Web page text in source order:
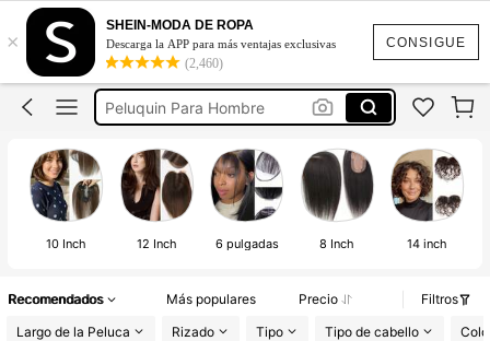
CONSIGUE
×
SHEIN-MODA DE ROPA
Descarga la APP para más ventajas exclusivas
(2,460)
Topper Cabello Humano Mujer
Toppers De Cabello Humano
Peluquin Para Hombre
Topper Cabello Humano Mujer
10 Inch 12 Inch 6 pulgadas 8 Inch 14 inch
Recomendados Más populares Precio
Filtros
Largo de la Peluca
Rizado Tipo Tipo de cabello